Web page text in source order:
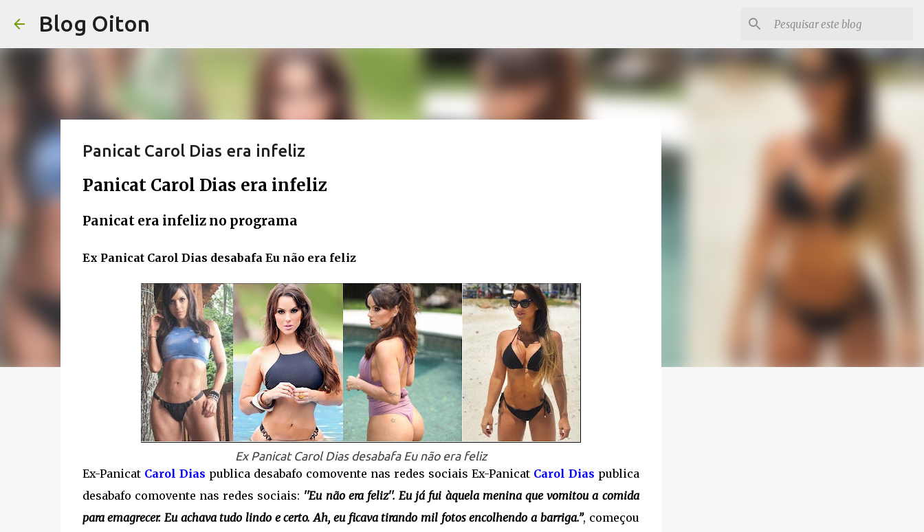
Blog Oiton
Panicat Carol Dias era infeliz
Panicat Carol Dias era infeliz
Panicat era infeliz no programa
Ex Panicat Carol Dias desabafa Eu não era feliz
Ex Panicat Carol Dias desabafa Eu não era feliz
Ex-Panicat Carol Dias publica desabafo comovente nas redes sociais Ex-Panicat Carol Dias publica
desabafo comovente nas redes sociais: ''Eu não era feliz''. Eu já fui àquela menina que vomitou a comida
para emagrecer. Eu achava tudo lindo e certo. Ah, eu ficava tirando mil fotos encolhendo a barriga.”, começou